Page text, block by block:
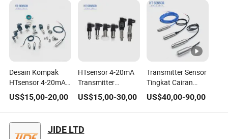
Desain Kompak
HTsensor 4-20mA
Transmitter Sensor
Tekanan
Piezoresistif Silikon
untuk Gas Air
Minyak
US$15,00-20,00
HTsensor 4-20mA
Transmitter
Tekanan Minyak
Udara Air Sensor
Tekanan Silikon
US$15,00-30,00
Transmitter Sensor
Tingkat Cairan
Submersible Tahan
Korosi Suhu Tinggi
PTFE
US$40,00-90,00
JIDE LTD